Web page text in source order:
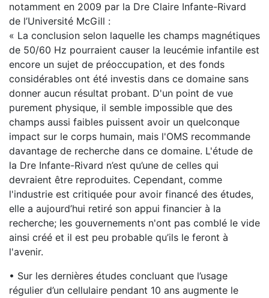
notamment en 2009 par la Dre Claire Infante-Rivard
de l’Université McGill :
« La conclusion selon laquelle les champs magnétiques
de 50/60 Hz pourraient causer la leucémie infantile est
encore un sujet de préoccupation, et des fonds
considérables ont été investis dans ce domaine sans
donner aucun résultat probant. D'un point de vue
purement physique, il semble impossible que des
champs aussi faibles puissent avoir un quelconque
impact sur le corps humain, mais l'OMS recommande
davantage de recherche dans ce domaine. L'étude de
la Dre Infante-Rivard n’est qu’une de celles qui
devraient être reproduites. Cependant, comme
l'industrie est critiquée pour avoir financé des études,
elle a aujourd’hui retiré son appui financier à la
recherche; les gouvernements n'ont pas comblé le vide
ainsi créé et il est peu probable qu’ils le feront à
l'avenir.
• Sur les dernières études concluant que l’usage
régulier d’un cellulaire pendant 10 ans augmente le